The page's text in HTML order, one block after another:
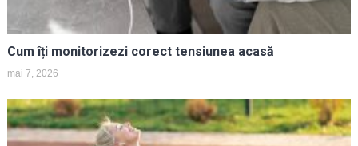
Cum îți monitorizezi corect tensiunea acasă
mai 7, 2026